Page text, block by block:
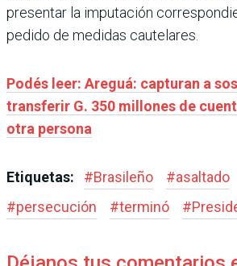
presentar la imputación
pedido de medidas cautelares.
Podés leer: Areguá: capturan a
transferir G. 350 millones de
otra persona
Etiquetas: #Brasileño #asaltado
#persecución #terminó #